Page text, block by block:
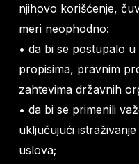
njihovo korišćenje,
meri neophodno:
• da bi se postupalo
propisima, pravnim
zahtevima državnih
• da bi se primenili
uključujući
uslova;